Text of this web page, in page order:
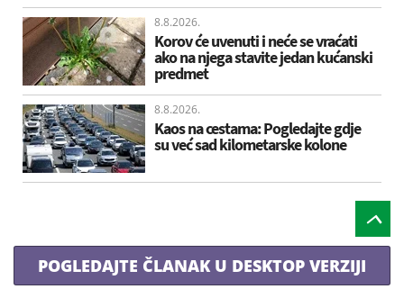
8.8.2026.
Korov će uvenuti i neće se vraćati
ako na njega stavite jedan kućanski
predmet
8.8.2026.
Kaos na cestama: Pogledajte gdje
su već sad kilometarske kolone
POGLEDAJTE ČLANAK U DESKTOP VERZIJI